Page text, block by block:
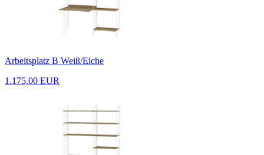
Arbeitsplatz B Weiß/Eiche
1.175,00 EUR